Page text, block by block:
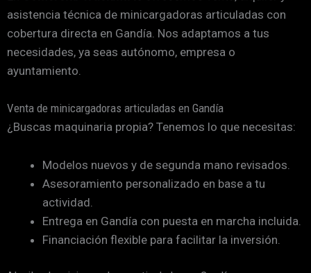
asistencia técnica de minicargadoras articuladas con
cobertura directa en Gandía. Nos adaptamos a tus
necesidades, ya seas autónomo, empresa o
ayuntamiento.
Venta de minicargadoras articuladas en Gandía
¿Buscas maquinaria propia? Tenemos lo que necesitas:
Modelos nuevos y de segunda mano revisados.
Asesoramiento personalizado en base a tu
actividad.
Entrega en Gandía con puesta en marcha incluida.
Financiación flexible para facilitar la inversión.